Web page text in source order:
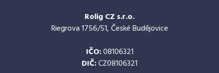
Rolig CZ s.r.o.
Riegrova 1756/51, České Budějovice
IČO:08106321
DIČ:CZ08106321